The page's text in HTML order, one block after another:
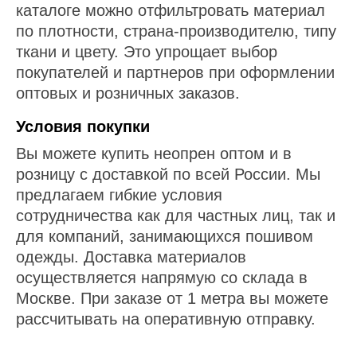
каталоге можно отфильтровать материал
по плотности, страна-производителю, типу
ткани и цвету. Это упрощает выбор
покупателей и партнеров при оформлении
оптовых и розничных заказов.
Условия покупки
Вы можете купить неопрен оптом и в
розницу с доставкой по всей России. Мы
предлагаем гибкие условия
сотрудничества как для частных лиц, так и
для компаний, занимающихся пошивом
одежды. Доставка материалов
осуществляется напрямую со склада в
Москве. При заказе от 1 метра вы можете
рассчитывать на оперативную отправку.